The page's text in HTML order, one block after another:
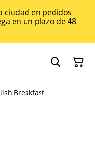
ciudad en pedidos
en un plazo de 48
Breakfast